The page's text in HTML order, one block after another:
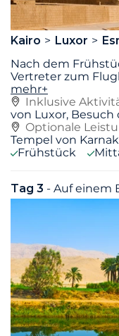
Kairo Luxor
Nach dem
Vertreter zum
mehr+
Inklusive
von Luxor, Besuch
Optionale
Tempel von
Frühstück
Tag 3 - Auf einem